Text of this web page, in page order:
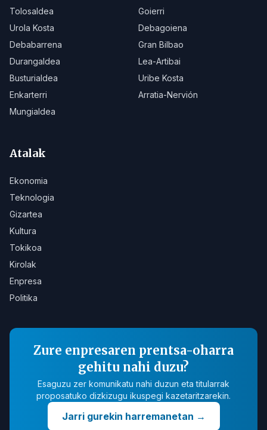
Tolosaldea
Goierri
Urola Kosta
Debagoiena
Debabarrena
Gran Bilbao
Durangaldea
Lea-Artibai
Busturialdea
Uribe Kosta
Enkarterri
Arratia-Nervión
Mungialdea
Atalak
Ekonomia
Teknologia
Gizartea
Kultura
Tokikoa
Kirolak
Enpresa
Politika
Zure enpresaren prentsa-oharra
gehitu nahi duzu?
Esaguzu zer komunikatu nahi duzun eta titularrak
proposatuko dizkizugu ikuspegi kazetaritzarekin.
Jarri gurekin harremanetan →